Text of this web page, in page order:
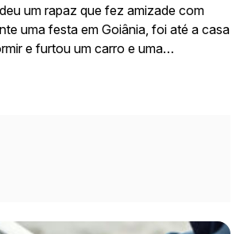
um rapaz que fez amizade com
uma festa em Goiânia, foi até a casa
e furtou um carro e uma…